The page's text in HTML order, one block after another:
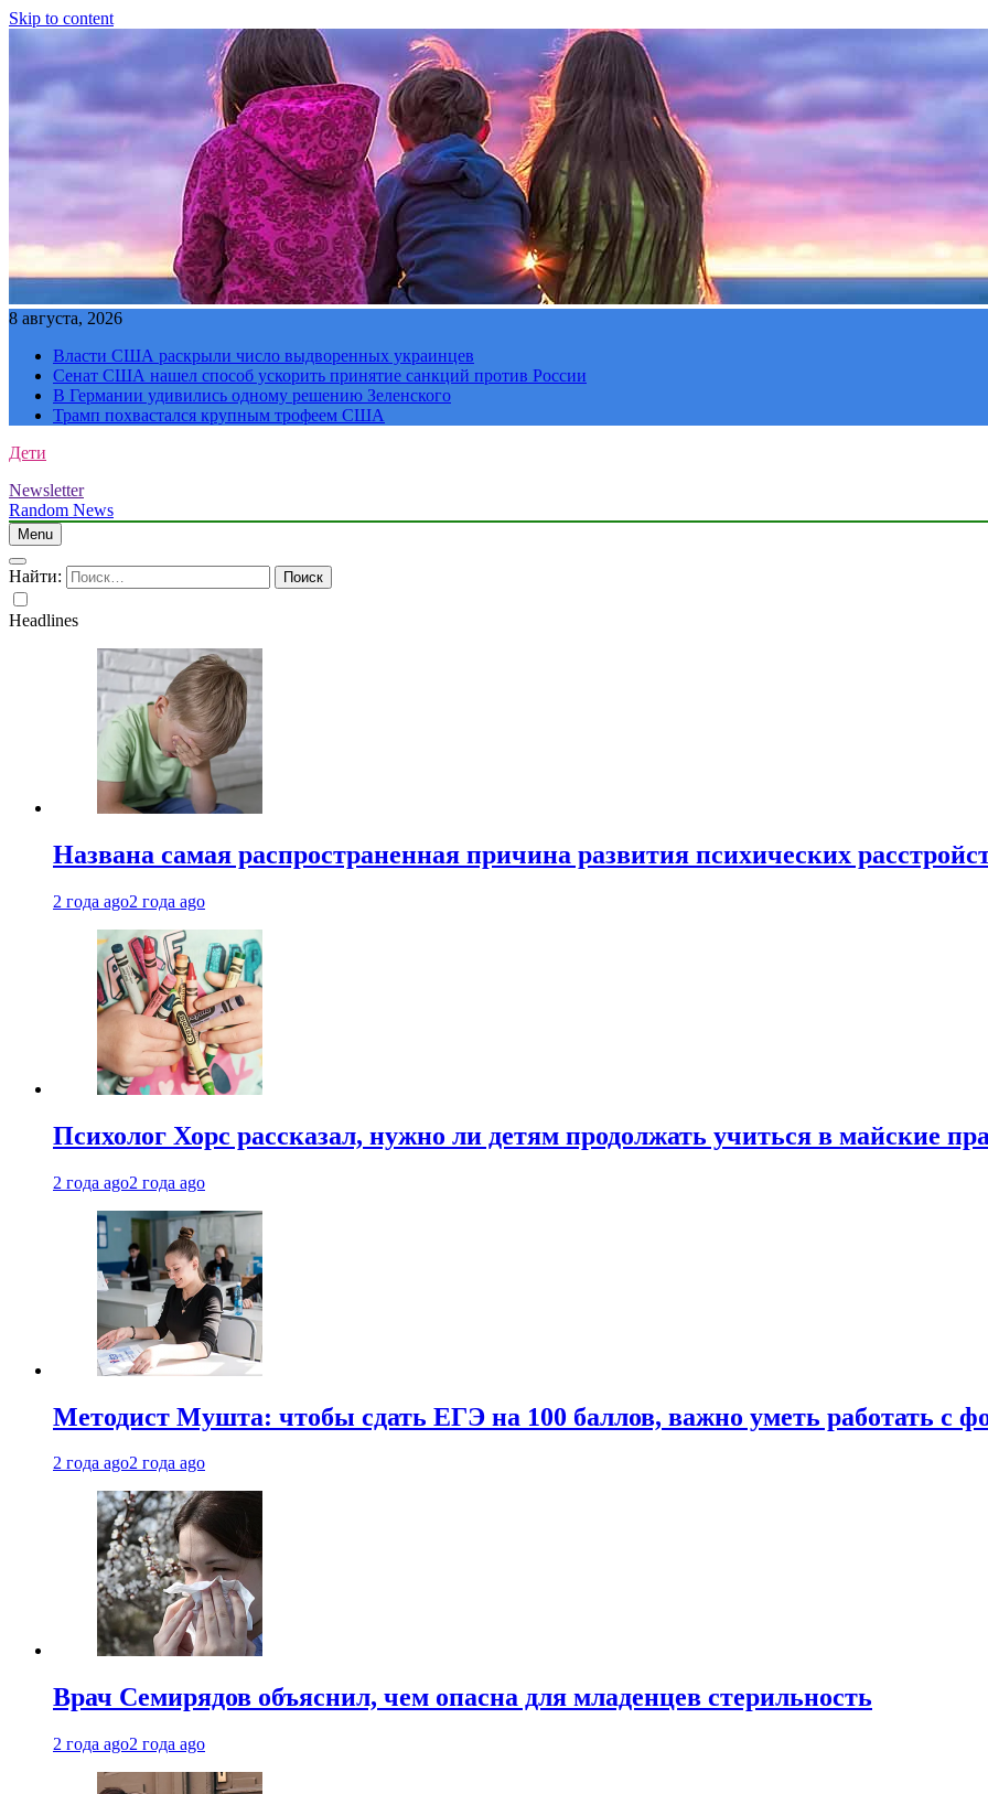
Skip to content
8 августа, 2026
Власти США раскрыли число выдворенных украинцев
Сенат США нашел способ ускорить принятие санкций против России
В Германии удивились одному решению Зеленского
Трамп похвастался крупным трофеем США
Дети
Newsletter
Random News
Menu
Найти:
Headlines
Названа самая распространенная причина развития психических
2 года ago2 года ago
Психолог Хорс рассказал, нужно ли детям продолжать учиться в майские
2 года ago2 года ago
Методист Мушта: чтобы сдать ЕГЭ на 100 баллов, важно уметь работать с
2 года ago2 года ago
Врач Семирядов объяснил, чем опасна для младенцев стерильность
2 года ago2 года ago